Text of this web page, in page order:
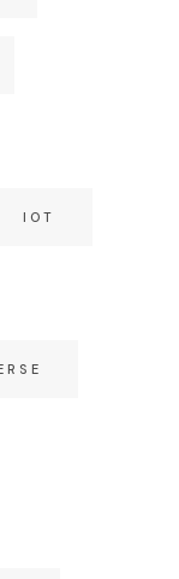
IOT